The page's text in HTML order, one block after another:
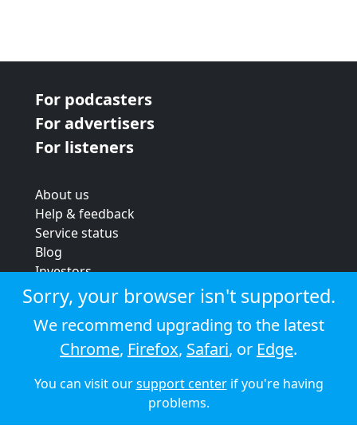
For podcasters
For advertisers
For listeners
About us
Help & feedback
Service status
Blog
Investors
Strategic review
Terms & conditions
Privacy policy
Cookie policy
© 2026 Audioboom
Sorry, your browser isn't supported.
We recommend upgrading to the latest
Chrome, Firefox, Safari, or Edge.
You can visit oursupport centerif you're having
problems.